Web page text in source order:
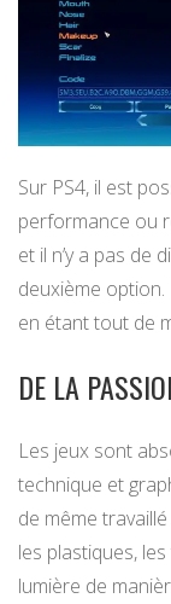
Sur PS4, il est
performance ou
et il n’y a pas de
deuxième
en étant tout de
DE LA
Les jeux sont
technique et
de même
les plastiques,
lumière de